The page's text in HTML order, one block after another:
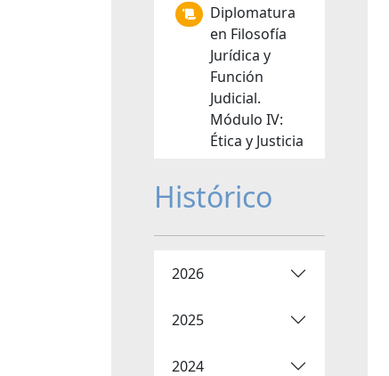
Diplomatura
en Filosofía
Jurídica y
Función
Judicial.
Módulo IV:
Ética y Justicia
Histórico
2026
2025
2024